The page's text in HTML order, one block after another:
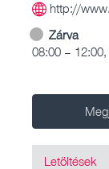
http://
Zárva
08:00 –
Letöltések